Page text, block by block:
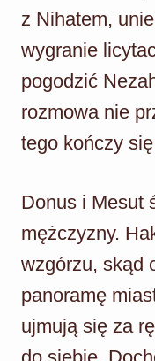
z Nihatem,
wygranie
pogodzić
rozmowa nie
tego kończy
Donus i Mesut
mężczyzny.
wzgórzu, skąd
panoramę
ujmują się za